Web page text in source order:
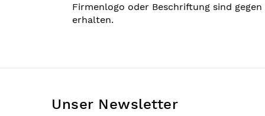
Firmenlogo oder Beschriftung sind
erhalten.
Unser Newsletter